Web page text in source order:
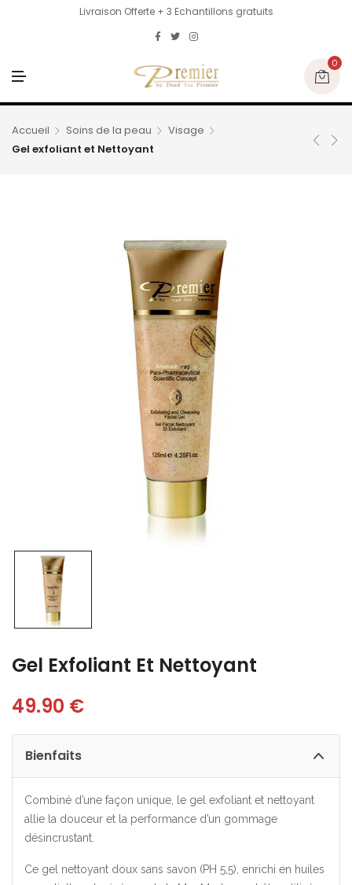
Livraison Offerte + 3 Echantillons gratuits
N
U
0
Accueil Soins de la peau
Visage
Gel exfoliant et Nettoyant
Gel Exfoliant Et Nettoyant
49.90 €
Bienfaits
Combiné d’une façon unique, le gel exfoliant et nettoyant
allie la douceur et la performance d’un gommage
désincrustant.
Ce gel nettoyant doux sans savon (PH 5,5), enrichi en huiles